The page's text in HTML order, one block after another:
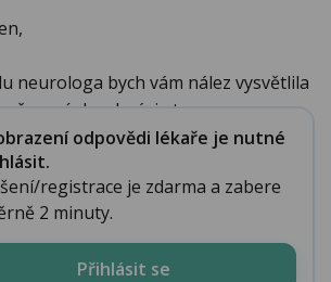
neurologa bych vám nález vysvětlila
není zhoubný, je to ...
odpovědi lékaře je nutné
registrace je zdarma a zabere
2 minuty.
Přihlásit se